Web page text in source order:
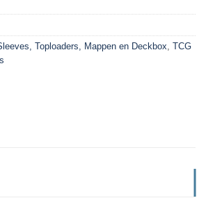
Toploaders, Mappen en Deckbox, TCG